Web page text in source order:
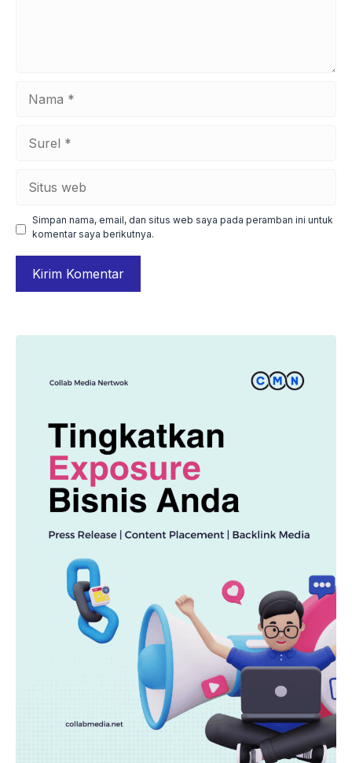
web
Simpan nama, email, dan situs web saya pada peramban ini untuk
komentar saya berikutnya.